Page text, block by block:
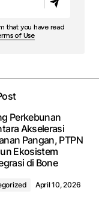
that you have read
of Use
Perkebunan
Akselerasi
Pangan, PTPN
Ekosistem
di Bone
April 10, 2026